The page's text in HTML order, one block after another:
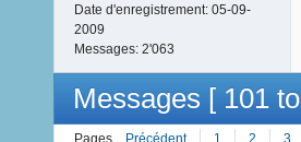
Date d'enregistrement: 05-09-
2009
Messages: 2'063
Messages [ 101
Pages Précédent 1 2 3